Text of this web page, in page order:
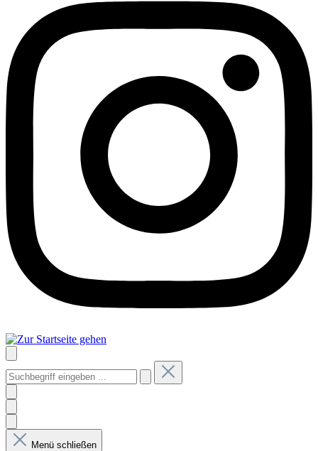
Menü schließen